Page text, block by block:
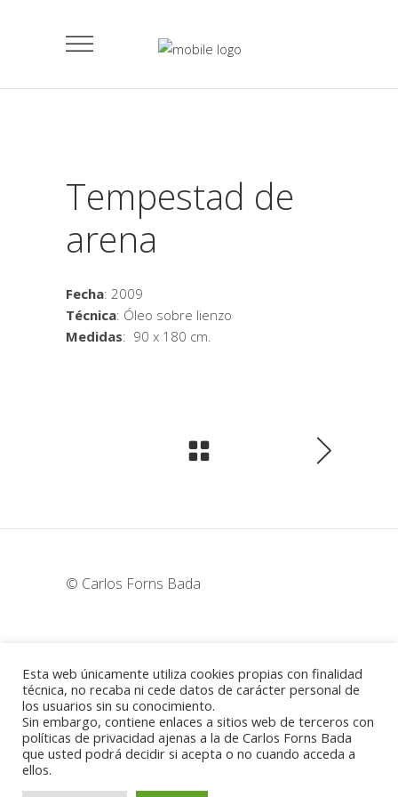
Tempestad de
arena
Fecha: 2009
Técnica: Óleo sobre lienzo
Medidas: 90 x 180 cm.
© Carlos Forns Bada
Madrid - España
Esta web únicamente utiliza cookies propias con finalidad
técnica, no recaba ni cede datos de carácter personal de
los usuarios sin su conocimiento.
Sin embargo, contiene enlaces a sitios web de terceros con
políticas de privacidad ajenas a la de Carlos Forns Bada
que usted podrá decidir si acepta o no cuando acceda a
ellos.